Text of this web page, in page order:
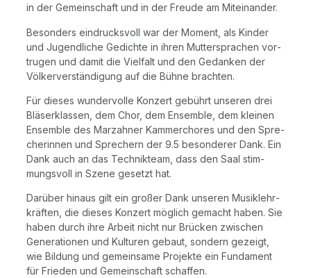
in der Gemein­schaft und in der Freu­de am Miteinander.
Beson­ders ein­drucks­voll war der Moment, als Kin­der
und Jugend­li­che Gedich­te in ihren Mut­ter­spra­chen vor­
tru­gen und damit die Viel­falt und den Gedan­ken der
Völ­ker­ver­stän­di­gung auf die Büh­ne brachten.
Für die­ses wun­der­vol­le Kon­zert gebührt unse­ren drei
Blä­ser­klas­sen, dem Chor, dem Ensem­ble, dem klei­nen
Ensem­ble des Mar­zah­n­er Kam­mer­cho­res und den Spre­
che­rin­nen und Spre­chern der 9.5 beson­de­rer Dank. Ein
Dank auch an das Tech­nik­team, dass den Saal stim­
mungs­voll in Sze­ne gesetzt hat.
Dar­über hin­aus gilt ein gro­ßer Dank unse­ren Musik­lehr­
kräf­ten, die die­ses Kon­zert mög­lich gemacht haben. Sie
haben durch ihre Arbeit nicht nur Brü­cken zwi­schen
Gene­ra­tio­nen und Kul­tu­ren gebaut, son­dern gezeigt,
wie Bil­dung und gemein­sa­me Pro­jek­te ein Fun­da­ment
für Frie­den und Gemein­schaft schaffen.